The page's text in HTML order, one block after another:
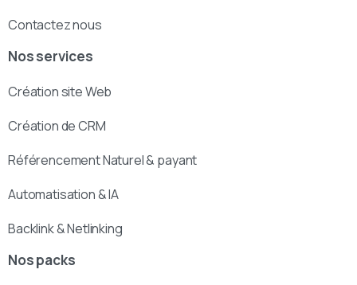
Contactez nous
Nos services
Création site Web
Création de CRM
Référencement Naturel & payant
Automatisation & IA
Backlink & Netlinking
Nos packs